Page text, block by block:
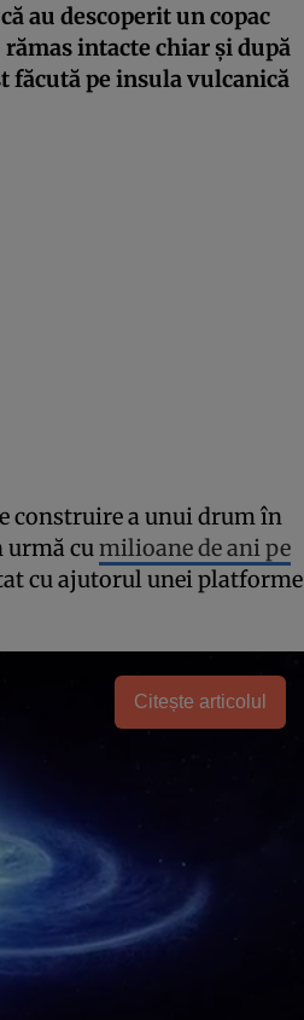
au descoperit un copac
intacte chiar și după
făcută pe insula vulcanică
construire a unui drum în
urmă cumilioane de ani pe
cu ajutorul unei platforme
Citește articolul